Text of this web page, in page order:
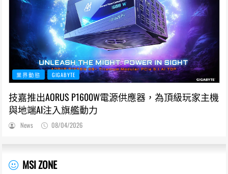
業界動態 GIGABYTE
技嘉推出AORUS P1600W電源供應器，為頂級玩家主機
與地端AI注入旗艦動力
News 08/04/2026
MSI ZONE